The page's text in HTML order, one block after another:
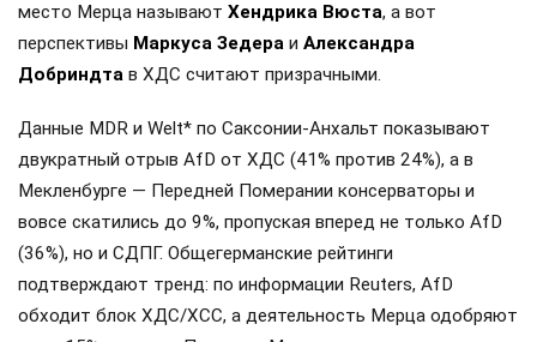
место Мерца называют Хендрика Вюста, а вот
перспективы Маркуса Зедера и Александра
Добриндта в ХДС считают призрачными.
Данные MDR и Welt* по Саксонии-Анхальт показывают
двукратный отрыв AfD от ХДС (41% против 24%), а в
Мекленбурге — Передней Померании консерваторы и
вовсе скатились до 9%, пропуская вперед не только AfD
(36%), но и СДПГ. Общегерманские рейтинги
подтверждают тренд: по информации Reuters, AfD
обходит блок ХДС/ХСС, а деятельность Мерца одобряют